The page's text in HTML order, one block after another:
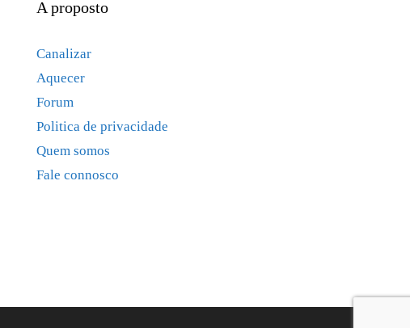
A proposto
Canalizar
Aquecer
Forum
Politica de privacidade
Quem somos
Fale connosco